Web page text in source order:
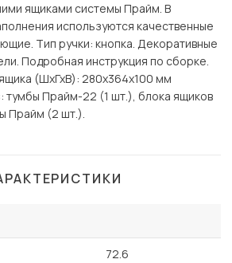
ящиками системы Прайм. В
используются качественные
Тип ручки: кнопка. Декоративные
Подробная инструкция по сборке.
(ШхГхВ): 280х364х100 мм
тумбы Прайм-22 (1 шт.), блока ящиков
Прайм (2 шт.).
72.6